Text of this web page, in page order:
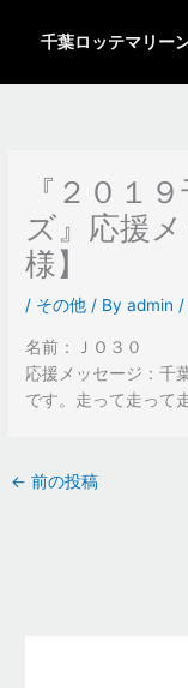
千葉ロッテマリー
『２０１
ズ』応援
様】
/ その他 / Byadmin/
名前：ＪＯ３０
応援メッセージ：千
です。走って走って
← 前の投稿
ー